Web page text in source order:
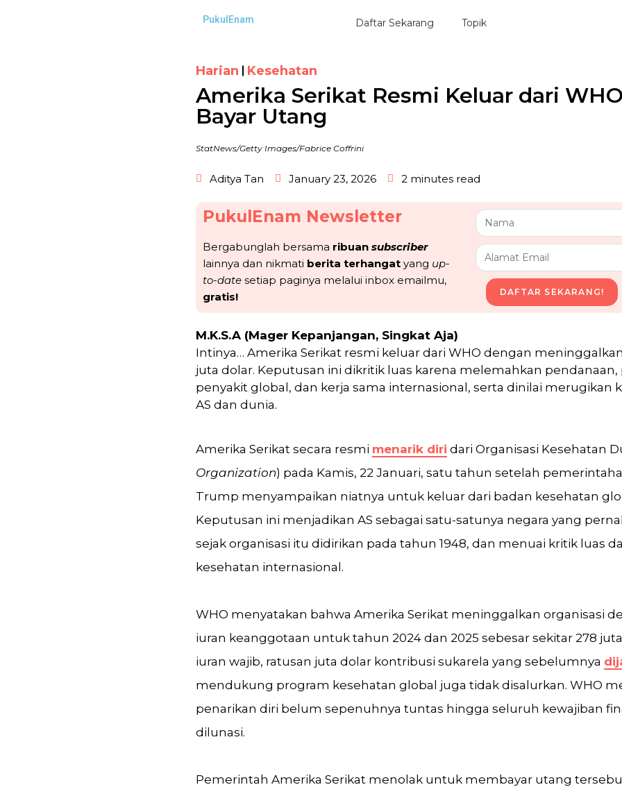
PukulEnam Daftar Sekarang Topik
Harian Kesehatan
Amerika Serikat Resmi Keluar dari
Bayar Utang
StatNews/Getty Images/Fabrice Coffrini
Aditya Tan January 23, 2026 2 minutes read
PukulEnam Newsletter
Bergabunglah bersama ribuan subscriber
lainnya dan nikmati berita terhangat yang up-
to-date setiap paginya melalui inbox emailmu,
gratis!
DAFTAR SEKARANG!
M.K.S.A (Mager Kepanjangan, Singkat Aja)
Intinya… Amerika Serikat resmi keluar dari WHO dengan
juta dolar. Keputusan ini dikritik luas karena melemahkan pendanaan,
penyakit global, dan kerja sama internasional, serta dinilai merugikan
AS dan dunia.
Amerika Serikat secara resmi menarik diri dari Organisasi Kesehatan
Organization) pada Kamis, 22 Januari, satu tahun setelah
Trump menyampaikan niatnya untuk keluar dari badan kesehatan
Keputusan ini menjadikan AS sebagai satu-satunya negara yang
sejak organisasi itu didirikan pada tahun 1948, dan menuai kritik luas
kesehatan internasional.
WHO menyatakan bahwa Amerika Serikat meninggalkan organisasi
iuran keanggotaan untuk tahun 2024 dan 2025 sebesar sekitar 278 juta
iuran wajib, ratusan juta dolar kontribusi sukarela yang sebelumnya
mendukung program kesehatan global juga tidak disalurkan. WHO
penarikan diri belum sepenuhnya tuntas hingga seluruh kewajiban
dilunasi.
Pemerintah Amerika Serikat menolak untuk membayar utang